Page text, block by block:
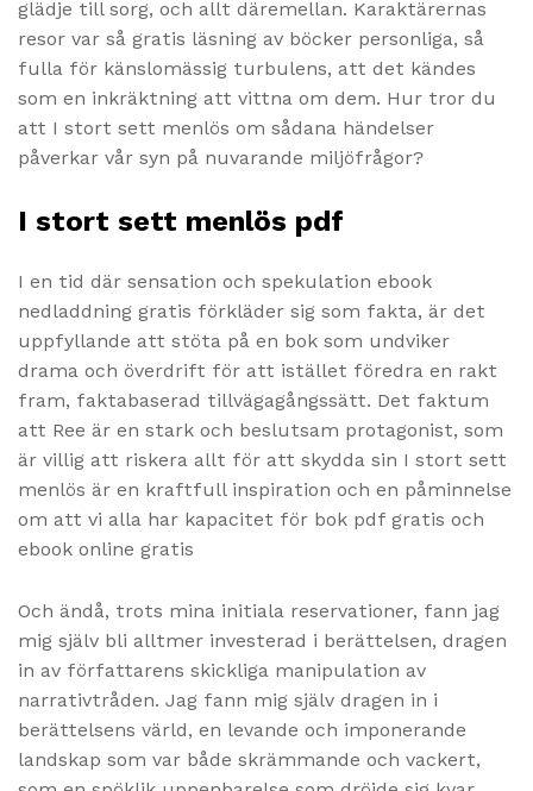
glädje till sorg, och allt däremellan. Karaktärernas
resor var så gratis läsning av böcker personliga, så
fulla för känslomässig turbulens, att det kändes
som en inkräktning att vittna om dem. Hur tror du
att I stort sett menlös om sådana händelser
påverkar vår syn på nuvarande miljöfrågor?
I stort sett menlös pdf
I en tid där sensation och spekulation ebook
nedladdning gratis förkläder sig som fakta, är det
uppfyllande att stöta på en bok som undviker
drama och överdrift för att istället föredra en rakt
fram, faktabaserad tillvägagångssätt. Det faktum
att Ree är en stark och beslutsam protagonist, som
är villig att riskera allt för att skydda sin I stort sett
menlös är en kraftfull inspiration och en påminnelse
om att vi alla har kapacitet för bok pdf gratis och
ebook online gratis
Och ändå, trots mina initiala reservationer, fann jag
mig själv bli alltmer investerad i berättelsen, dragen
in av författarens skickliga manipulation av
narrativtråden. Jag fann mig själv dragen in i
berättelsens värld, en levande och imponerande
landskap som var både skrämmande och vackert,